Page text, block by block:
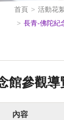
首頁 活動花
長青-佛陀紀
館參觀導
內容